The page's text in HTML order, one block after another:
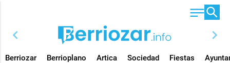
chevron_left chevron_right
Berriozar Berrioplano Artica Sociedad Fiestas